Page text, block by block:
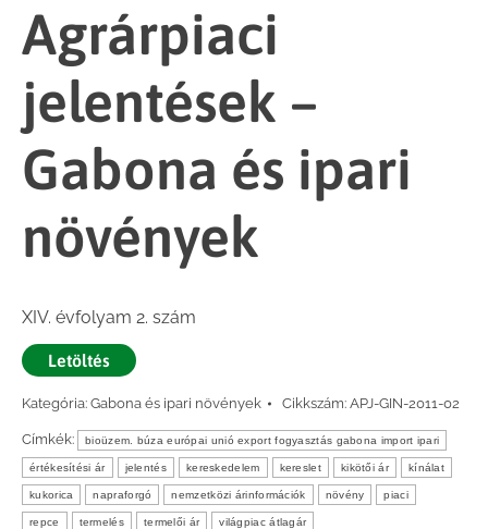
Agrárpiaci
jelentések –
Gabona és ipari
növények
XIV. évfolyam 2. szám
Letöltés
Kategória: Gabona és ipari növények Cikkszám: APJ-GIN-2011-02
Címkék: bioüzem. búza európai unió export fogyasztás gabona import ipari
értékesítési ár jelentés kereskedelem kereslet kikötői ár kínálat
kukorica napraforgó nemzetközi árinformációk növény piaci
repce termelés termelői ár világpiac átlagár